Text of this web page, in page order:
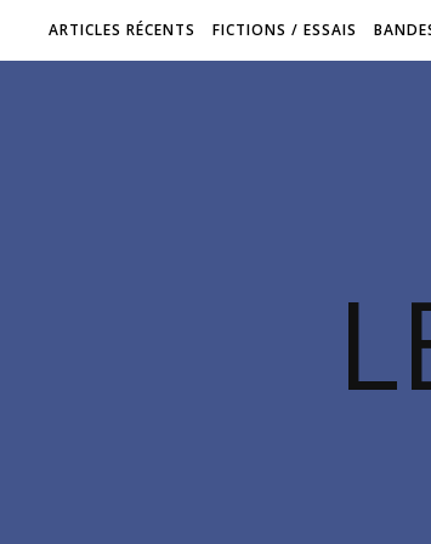
ARTICLES RÉCENTS FICTIONS / ESSAIS